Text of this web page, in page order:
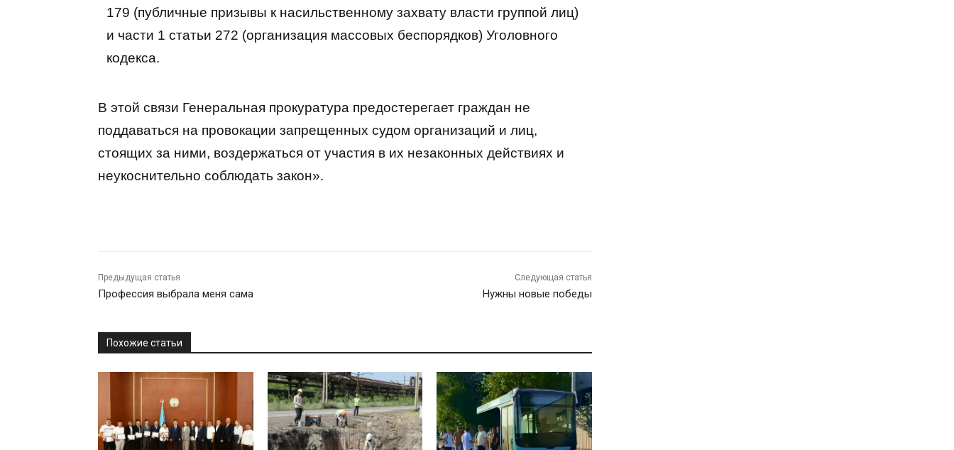
179 (публичные призывы к насильственному захвату власти группой лиц)
и части 1 статьи 272 (организация массовых беспорядков) Уголовного
кодекса.
В этой связи Генеральная прокуратура предостерегает граждан не
поддаваться на провокации запрещенных судом организаций и лиц,
стоящих за ними, воздержаться от участия в их незаконных действиях и
неукоснительно соблюдать закон».
Предыдущая статья
Профессия выбрала меня сама
Следующая статья
Нужны новые победы
Похожие статьи